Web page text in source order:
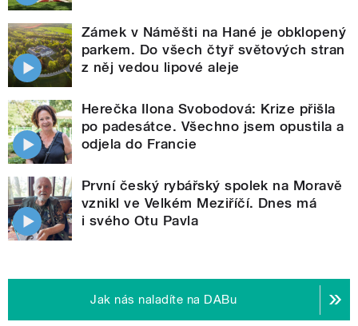
Zámek v Náměšti na Hané je obklopený
parkem. Do všech čtyř světových stran
z něj vedou lipové aleje
Herečka Ilona Svobodová: Krize přišla
po padesátce. Všechno jsem opustila a
odjela do Francie
První český rybářský spolek na Moravě
vznikl ve Velkém Meziříčí. Dnes má
i svého Otu Pavla
Jak nás naladíte na DABu